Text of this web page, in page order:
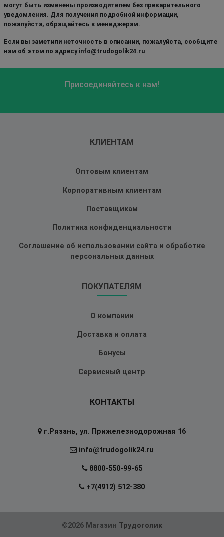
могут быть изменены производителем без преварительного
уведомления. Для получения подробной информации,
пожалуйста, обращайтесь к менеджерам.
Если вы заметили неточность в описании, пожалуйста, сообщите
нам об этом по адресу info@trudogolik24.ru
Присоединяйтесь к нам!
КЛИЕНТАМ
Оптовым клиентам
Корпоративным клиентам
Поставщикам
Политика конфиденциальности
Соглашение об использовании сайта и обработке
персональных данных
ПОКУПАТЕЛЯМ
О компании
Доставка и оплата
Бонусы
Сервисный центр
КОНТАКТЫ
г.Рязань, ул. Прижелезнодорожная 16
info@trudogolik24.ru
8800-550-99-65
+7(4912) 512-380
©2026 Магазин Трудоголик